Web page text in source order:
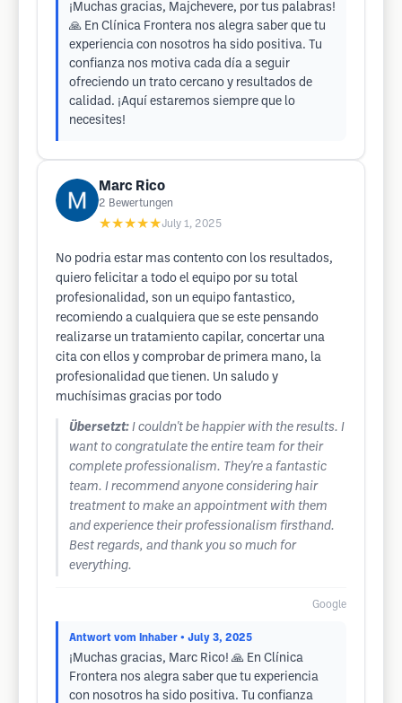
¡Muchas gracias, Majchevere, por tus palabras!
🙏 En Clínica Frontera nos alegra saber que tu
experiencia con nosotros ha sido positiva. Tu
confianza nos motiva cada día a seguir
ofreciendo un trato cercano y resultados de
calidad. ¡Aquí estaremos siempre que lo
necesites!
Marc Rico
2 Bewertungen
★★★★★July 1, 2025
No podria estar mas contento con los resultados,
quiero felicitar a todo el equipo por su total
profesionalidad, son un equipo fantastico,
recomiendo a cualquiera que se este pensando
realizarse un tratamiento capilar, concertar una
cita con ellos y comprobar de primera mano, la
profesionalidad que tienen. Un saludo y
muchísimas gracias por todo
Übersetzt: I couldn't be happier with the results. I
want to congratulate the entire team for their
complete professionalism. They're a fantastic
team. I recommend anyone considering hair
treatment to make an appointment with them
and experience their professionalism firsthand.
Best regards, and thank you so much for
everything.
Google
Antwort vom Inhaber • July 3, 2025
¡Muchas gracias, Marc Rico! 🙏 En Clínica
Frontera nos alegra saber que tu experiencia
con nosotros ha sido positiva. Tu confianza